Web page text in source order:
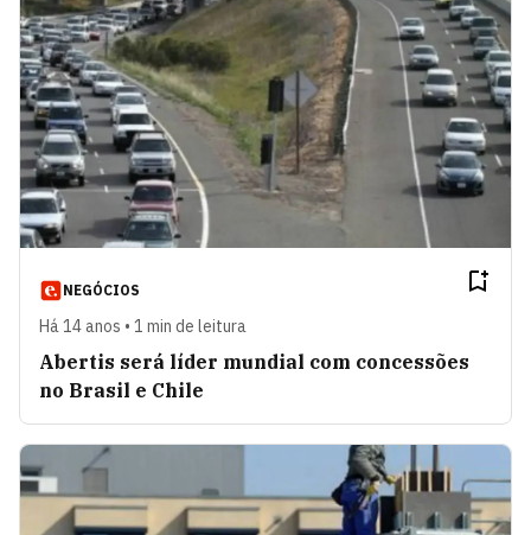
NEGÓCIOS
Há 14 anos • 1 min de leitura
Abertis será líder mundial com concessões
no Brasil e Chile